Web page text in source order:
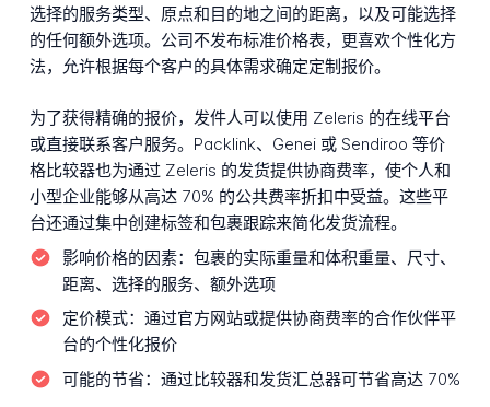
选择的服务类型、原点和目的地之间的距离，以及可能选择
的任何额外选项。公司不发布标准价格表，更喜欢个性化方
法，允许根据每个客户的具体需求确定定制报价。
为了获得精确的报价，发件人可以使用 Zeleris 的在线平台
或直接联系客户服务。Packlink、Genei 或 Sendiroo 等价
格比较器也为通过 Zeleris 的发货提供协商费率，使个人和
小型企业能够从高达 70% 的公共费率折扣中受益。这些平
台还通过集中创建标签和包裹跟踪来简化发货流程。
影响价格的因素： 包裹的实际重量和体积重量、尺寸、
距离、选择的服务、额外选项
定价模式： 通过官方网站或提供协商费率的合作伙伴平
台的个性化报价
可能的节省： 通过比较器和发货汇总器可节省高达 70%